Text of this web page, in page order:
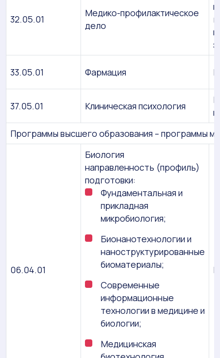
32.05.01
Медико-профилактическое
дело
33.05.01 Фармация
37.05.01 Клиническая психология
Программы высшего образования – программы
06.04.01
Биология
направленность (профиль)
подготовки:
Фундаментальная и
прикладная
микробиология;
Бионанотехнологии и
наноструктурированные
биоматериалы;
Современные
информационные
технологии в медицине и
биологии;
Медицинская